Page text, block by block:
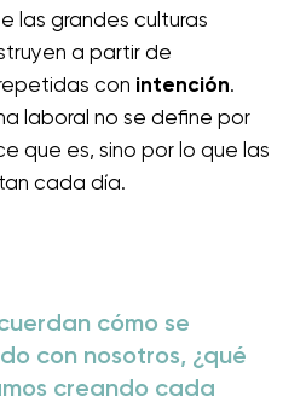
las grandes culturas
a partir de
con intención.
laboral no se define por
que es, sino por lo que las
cada día.
cómo se
con nosotros, ¿qué
creando cada